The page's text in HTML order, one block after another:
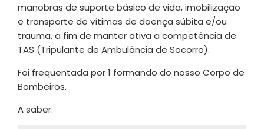
manobras de suporte básico de vida, imobilização
e transporte de vítimas de doença súbita e/ou
trauma, a fim de manter ativa a competência de
TAS (Tripulante de Ambulância de Socorro).
Foi frequentada por 1 formando do nosso Corpo de
Bombeiros.
A saber: